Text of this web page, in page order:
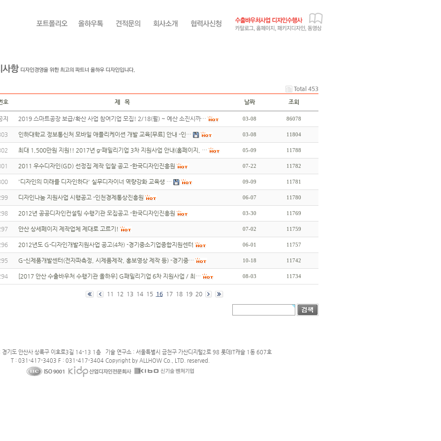
Total 453
호
제 목 날짜 조회
지 2019 스마트공장 보급/확산 사업 참여기업 모집! 2/18(월) ~ 예산 소진시까… 03-08 86078
인하대학교 정보통신처 모바일 애플리케이션 개발 교육[무료] 안내 -인… 03-08 11804
최대 1,500만원 지원!! 2017년 g-패밀리기업 3차 지원사업 안내(홈페이지, … 05-09 11788
2011 우수디자인(GD) 선정집 제작 입찰 공고 -한국디자인진흥원 07-22 11782
'디자인의 미래를 디자인하다' 실무디자이너 역량강화 교육생 … 09-09 11781
디자인나눔 지원사업 시행공고 -인천경제통상진흥원 06-07 11780
2012년 공공디자인컨설팅 수행기관 모집공고 -한국디자인진흥원 03-30 11769
안산 상세페이지 제작업체 제대로 고르기! 07-02 11759
2012년도 G-디자인개발지원사업 공고(4차) -경기중소기업종합지원센터 06-01 11757
G-신제품개발센터(전자파측정, 시제품제작, 홍보영상 제작 등) -경기중… 10-18 11742
[2017 안산 수출바우처 수행기관 올하우] G패밀리기업 6차 지원사업 / 최… 08-03 11734
11 12 13 14 15 16 17 18 19 20
기도 안산사 상록구 이호로3길 14-13 1층 기술 연구소 : 서울특별시 금천구 가산디지털2로 98 롯데IT캐슬 1동 607호
T : 031-417-3403 F : 031-417-3404 Copyright by ALLHOW Co., LTD. reserved.